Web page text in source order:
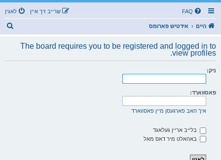
FAQ לאגין שרייב זיך איין
היים אידטיש פארומס
The board requires you to be registered and logged in to
view profiles.
ניק:
פאסווארד:
איך האב פארגעסן מיין פאסווארד
בלייב אריין געלאגד
באהאלט מיר דאס מאל